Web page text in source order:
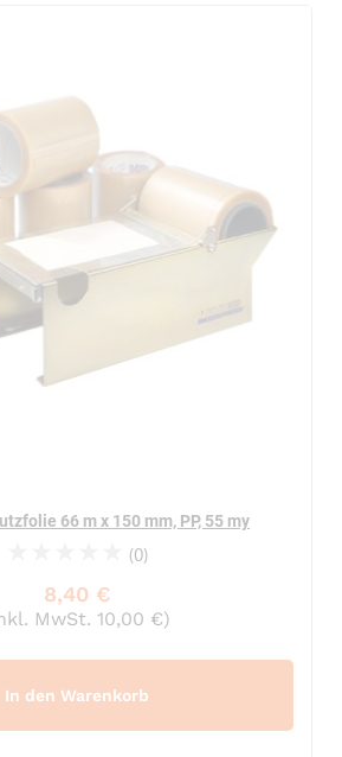
66 m x 150 mm, PP, 55 my
(0)
8,40 €
MwSt. 10,00 €)
In den Warenkorb